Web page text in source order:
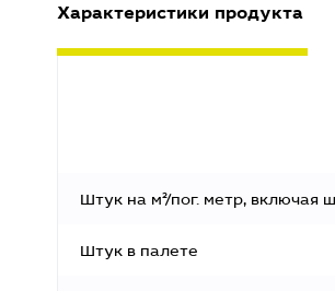
Характеристики продукта
Штук на м²/пог. метр, включая
Штук в палете